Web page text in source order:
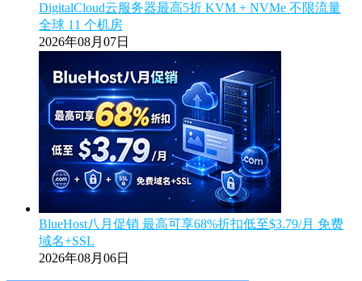
DigitalCloud云服务器最高5折 KVM + NVMe 不限流量
全球 11 个机房
2026年08月07日
BlueHost八月促销 最高可享68%折扣低至$3.79/月 免费
域名+SSL
2026年08月06日